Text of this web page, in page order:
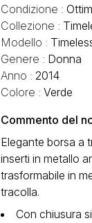
Condizione :
Collezione :
Modello :
Genere : Donna
Anno :2014
Colore :Verde
Commento del
Elegante borsa a
inserti in metallo
trasformabile in
tracolla.
Con chiusura